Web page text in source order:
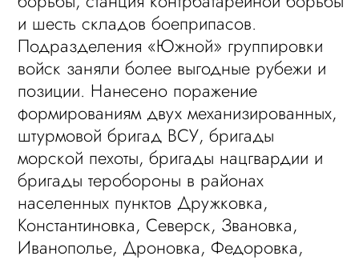
и шесть складов боеприпасов.
Подразделения «Южной» группировки
войск заняли более выгодные рубежи и
позиции. Нанесено поражение
формированиям двух механизированных,
штурмовой бригад ВСУ, бригады
морской пехоты, бригады нацгвардии и
бригады теробороны в районах
населенных пунктов Дружковка,
Константиновка, Северск, Звановка,
Иванополье, Дроновка, Федоровка,